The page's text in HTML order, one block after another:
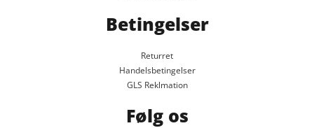
Betingelser
Returret
Handelsbetingelser
GLS Reklmation
Følg os